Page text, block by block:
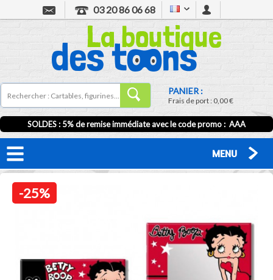
03 20 86 06 68
PANIER :
Frais de port :0,00 €
SOLDES : 5% de remise immédiate avec le code promo : AAA
MENU
-25%